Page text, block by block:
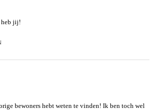
heb jij!
bewoners hebt weten te vinden! Ik ben toch wel